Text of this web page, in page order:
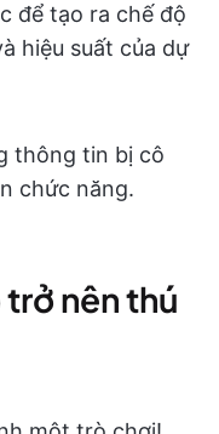
để tạo ra chế độ
hiệu suất của dự
thông tin bị cô
chức năng.
nên thú